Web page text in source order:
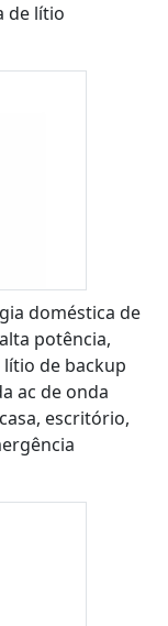
de lítio
doméstica de
potência,
de backup
ac de onda
escritório,